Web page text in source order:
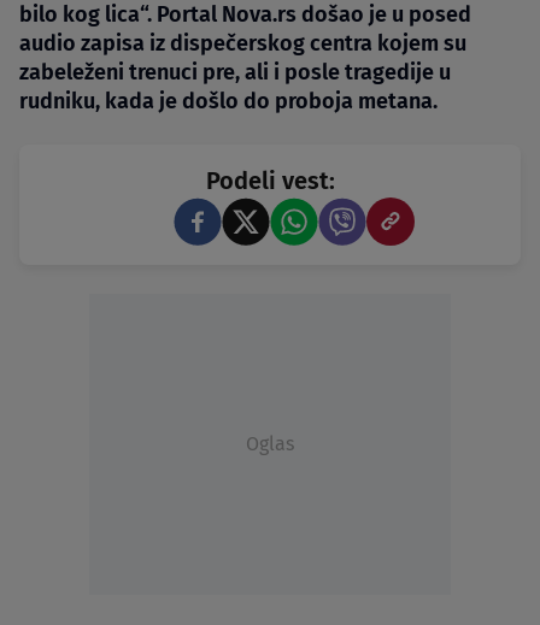
bilo kog lica“. Portal Nova.rs došao je u posed
audio zapisa iz dispečerskog centra kojem su
zabeleženi trenuci pre, ali i posle tragedije u
rudniku, kada je došlo do proboja metana.
Podeli vest:
Oglas